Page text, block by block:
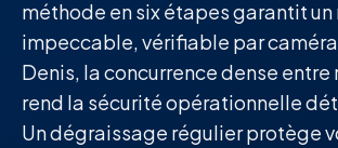
méthode en six étapes garantit
impeccable, vérifiable par
Denis, la concurrence dense
rend la sécurité opérationnelle
Un dégraissage régulier protège